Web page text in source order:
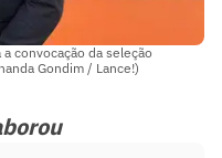
convocação da seleção
Gondim / Lance!)